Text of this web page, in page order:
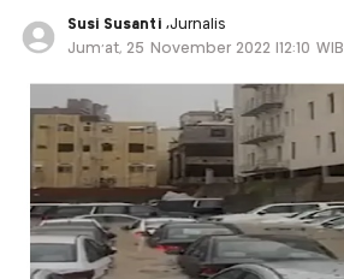
Susi Susanti ,Jurnalis
Jum'at, 25 November 2022 |12:10 WIB